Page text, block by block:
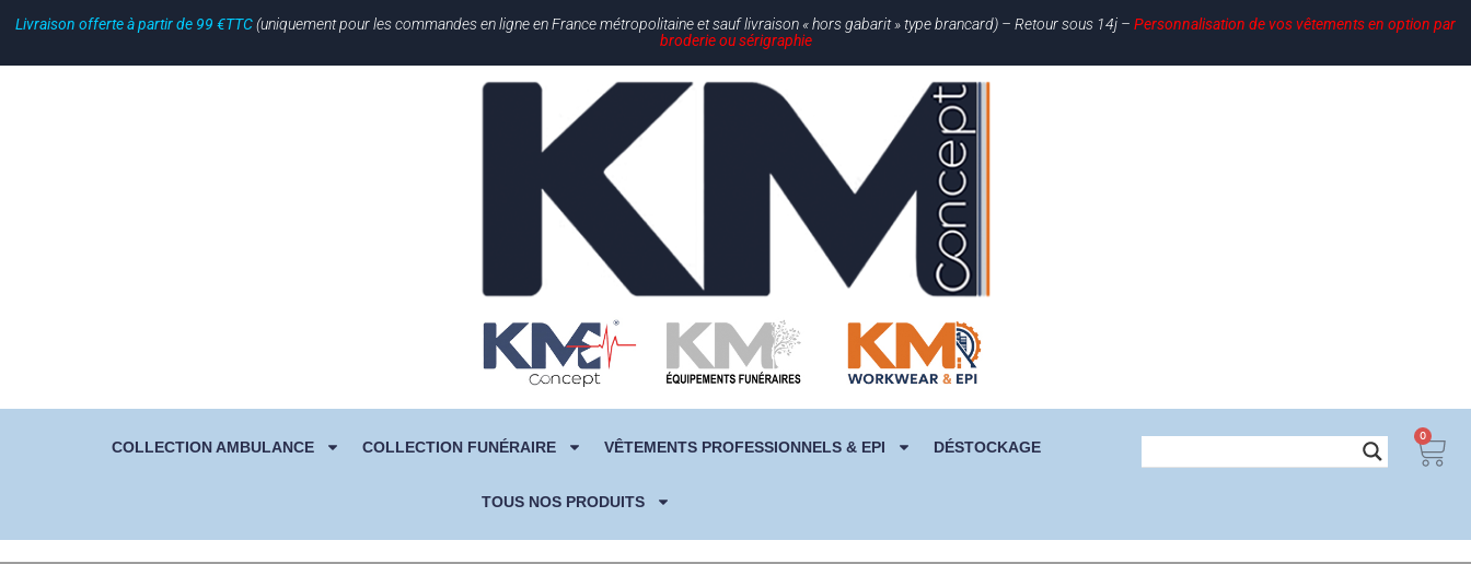
Livraison offerte à partir de 99 €TTC(uniquement pour les commandes en ligne en France métropolitaine et sauf livraison « hors gabarit » type brancard) – Retour sous 14j – Personnalisation de vos vêtements en option par
broderie ou sérigraphie
COLLECTION AMBULANCE COLLECTION FUNÉRAIRE VÊTEMENTS PROFESSIONNELS & EPI DÉSTOCKAGE
TOUS NOS PRODUITS
0